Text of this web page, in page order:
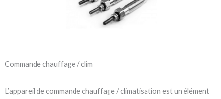
Commande chauffage / clim
L’appareil de commande chauffage / climatisation est un élément